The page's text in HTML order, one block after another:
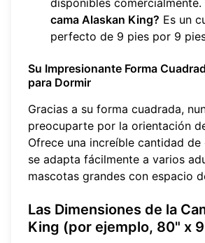
disponibles comercialmente.
cama Alaskan King? Es un
perfecto de 9 pies por 9
Su Impresionante Forma
para Dormir
Gracias a su forma cuadrada,
preocuparte por la orientación
Ofrece una increíble cantidad de
se adapta fácilmente a varios
mascotas grandes con espacio
Las Dimensiones de la
King (por ejemplo, 80" x